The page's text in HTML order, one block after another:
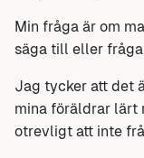
Min fråga är om
säga till eller
Jag tycker att det
mina föräldrar lärt
otrevligt att inte